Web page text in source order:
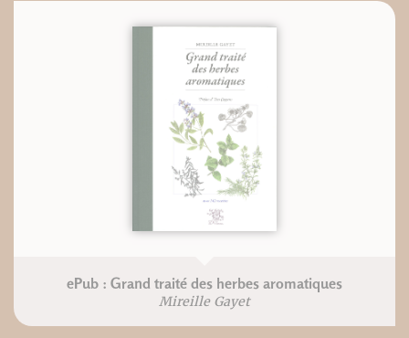
ePub : Grand traité des herbes aromatiques
Mireille Gayet